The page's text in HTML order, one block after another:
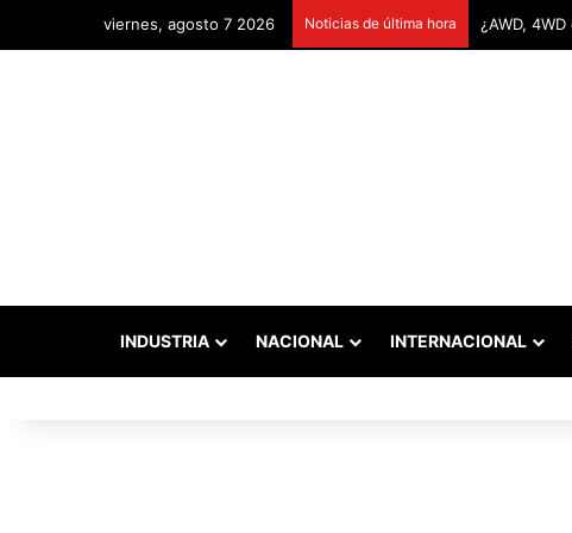
viernes, agosto 7 2026 Noticias de última hora
INDUSTRIA NACIONAL INTERNACIONAL